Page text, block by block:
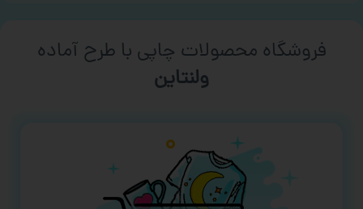
فروشگاه محصولات چاپی با طرح آماده
ورزشی